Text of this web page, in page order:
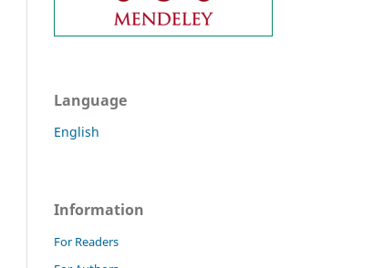
Language
English
Information
For Readers